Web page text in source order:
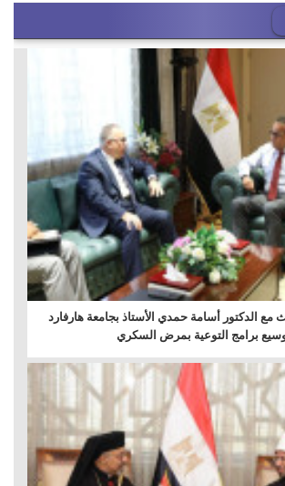
مع الدكتور أسامة حمدي الأستاذ بجامعة هارفارد
برامج التوعية بمرض السكري